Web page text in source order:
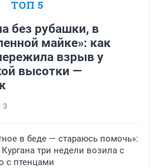
ТОП 5
без рубашки, в
майке»: как
взрыв у
высотки —
3
в беде — стараюсь помочь»:
три недели возила с
с птенцами